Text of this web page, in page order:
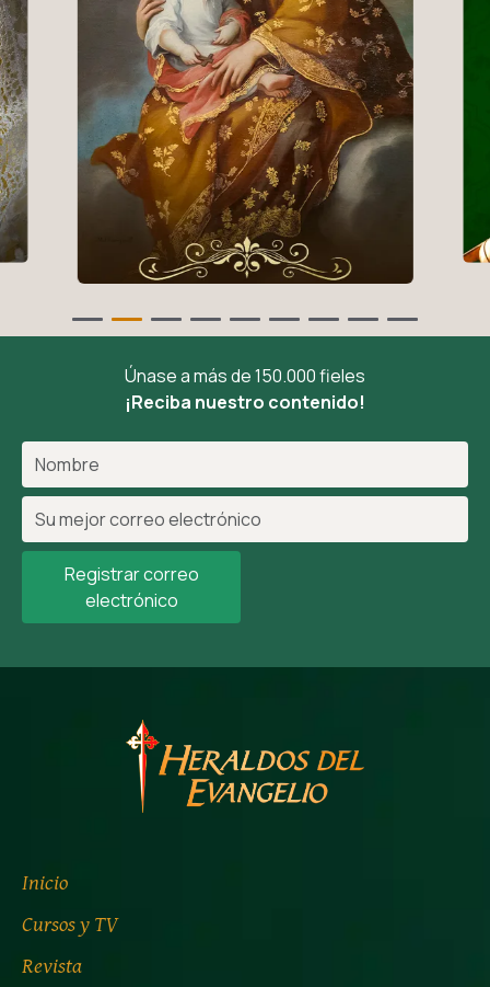
Únase a más de 150.000 fieles
¡Reciba nuestro contenido!
Registrar correo
electrónico
Inicio
Cursos y TV
Revista